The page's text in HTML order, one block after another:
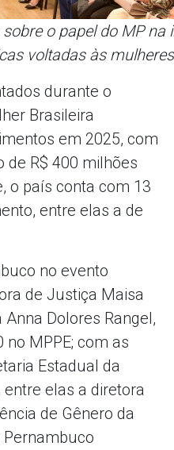
o papel do MP na
voltadas às mulheres
durante o
Brasileira
em 2025, com
R$ 400 milhões
o país conta com 13
entre elas a de
no evento
de Justiça Maisa
Dolores Rangel,
MPPE; com as
Estadual da
elas a diretora
de Gênero da